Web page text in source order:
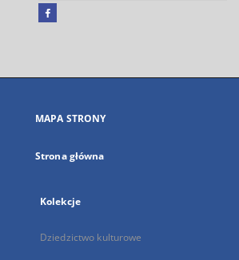
Facebook
się
karcie
MAPA STRONY
Strona główna
Kolekcje
Dziedzictwo kulturowe